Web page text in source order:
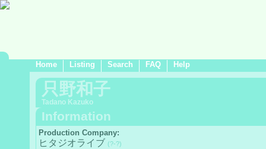
Home Listing Search FAQ Help
只野和子
Tadano Kazuko
Information
Production Company:
ヒタジオライブ (?-?)